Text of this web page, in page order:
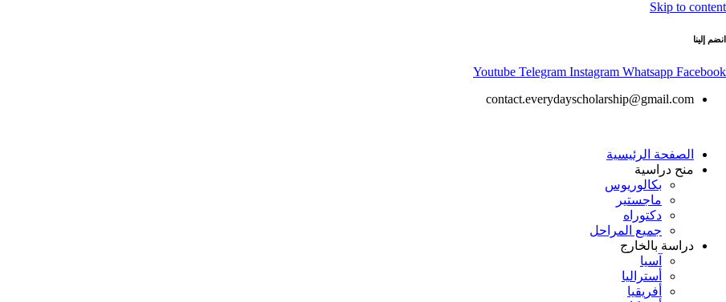
Skip to content
انضم إلينا
Youtube Telegram Instagram Whatsapp Facebook
contact.everydayscholarship@gmail.com
الصفحة الرئيسية
منح دراسية
بكالوريوس
ماجستير
دكتوراه
جميع المراحل
دراسة بالخارج
آسيا
أستراليا
أفريقيا